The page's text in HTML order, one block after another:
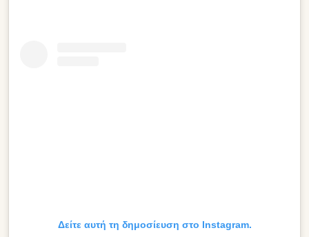
Δείτε αυτή τη δημοσίευση στο Instagram.